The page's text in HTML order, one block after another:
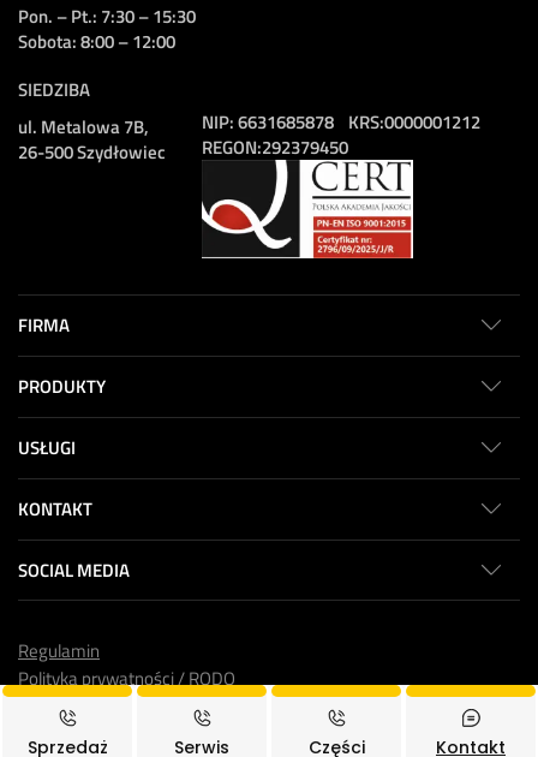
Pon. – Pt.: 7:30 – 15:30
Sobota: 8:00 – 12:00
SIEDZIBA
ul. Metalowa 7B,
26-500 Szydłowiec
NIP:6631685878
REGON:292379450
KRS:0000001212
FIRMA
PRODUKTY
USŁUGI
KONTAKT
SOCIAL MEDIA
© 2025Toolmex Truck, Wszystkie prawa zastrzeżone.
Regulamin
Polityka prywatności / RODO
Sprzedaż Serwis Części Kontakt